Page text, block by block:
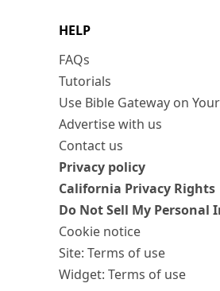
HELP
FAQs
Tutorials
Use Bible Gateway on
Advertise with us
Contact us
Privacy policy
California Privacy Rights
Do Not Sell My Personal
Cookie notice
Site: Terms of use
Widget: Terms of use